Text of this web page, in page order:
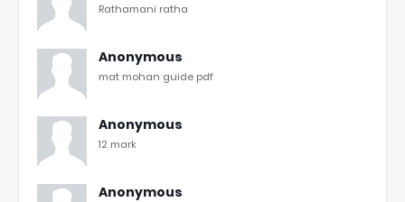
Rathamani ratha
Anonymous
mat mohan guide pdf
Anonymous
12 mark
Anonymous